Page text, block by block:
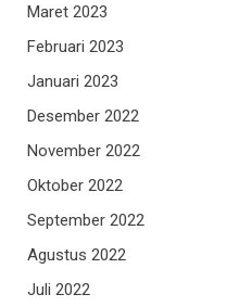
Maret 2023
Februari 2023
Januari 2023
Desember 2022
November 2022
Oktober 2022
September 2022
Agustus 2022
Juli 2022